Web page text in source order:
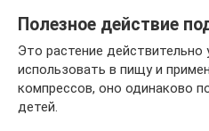
Полезное действие
Это растение действительно
использовать в пищу и
компрессов, оно одинаково
детей.